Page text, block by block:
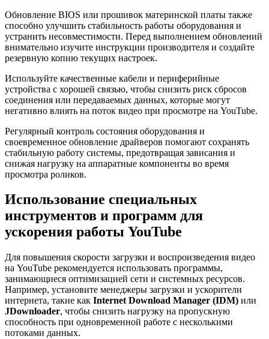
Обновление BIOS или прошивок материнской платы также
способно улучшить стабильность работы оборудования и
устранить несовместимости. Перед выполнением обновлений
внимательно изучите инструкции производителя и создайте
резервную копию текущих настроек.
Используйте качественные кабели и периферийные
устройства с хорошей связью, чтобы снизить риск сбросов
соединения или передаваемых данных, которые могут
негативно влиять на поток видео при просмотре на YouTube.
Регулярный контроль состояния оборудования и
своевременное обновление драйверов помогают сохранять
стабильную работу системы, предотвращая зависания и
снижая нагрузку на аппаратные компоненты во время
просмотра роликов.
Использование специальных
инструментов и программ для
ускорения работы YouTube
Для повышения скорости загрузки и воспроизведения видео
на YouTube рекомендуется использовать программы,
занимающиеся оптимизацией сети и системных ресурсов.
Например, установите менеджеры загрузки и ускорители
интернета, такие как Internet Download Manager (IDM) или
JDownloader, чтобы снизить нагрузку на пропускную
способность при одновременной работе с несколькими
потоками данных.